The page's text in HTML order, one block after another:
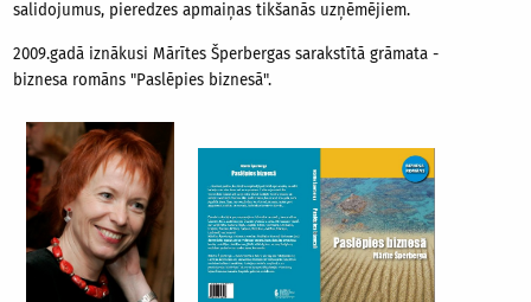
salidojumus, pieredzes apmaiņas tikšanās uzņēmējiem.
2009.gadā iznākusi Mārītes Šperbergas sarakstītā grāmata -
biznesa romāns "Paslēpies biznesā".